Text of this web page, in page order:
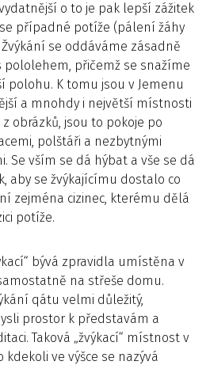
o to je pak lepší zážitek
případné potíže (pálení žáhy
se oddáváme zásadně
přičemž se snažíme
polohu. K tomu jsou v Jemenu
a mnohdy i největší místnosti
obrázků, jsou to pokoje po
polštáři a nezbytnými
Se vším se dá hýbat a vše se dá
aby se žvýkajícímu dostalo co
zejména cizinec, kterému dělá
potíže.
bývá zpravidla umístěna v
na střeše domu.
qátu velmi důležitý,
prostor k představám a
Taková „žvýkací“ místnost v
ve výšce se nazývá